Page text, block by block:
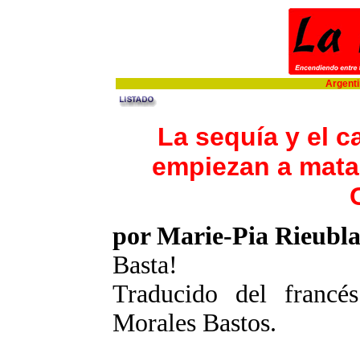
La sequía y el
empiezan a
por Marie-Pia
Basta!
Traducido del
Morales Bastos.